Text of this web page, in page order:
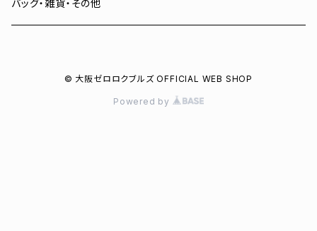
スウェット
# 0 岡田竜汰
スウェット・パーカー
バッグ・雑貨・その他
© 大阪ゼロロクブルズ OFFICIAL WEB SHOP
Powered by